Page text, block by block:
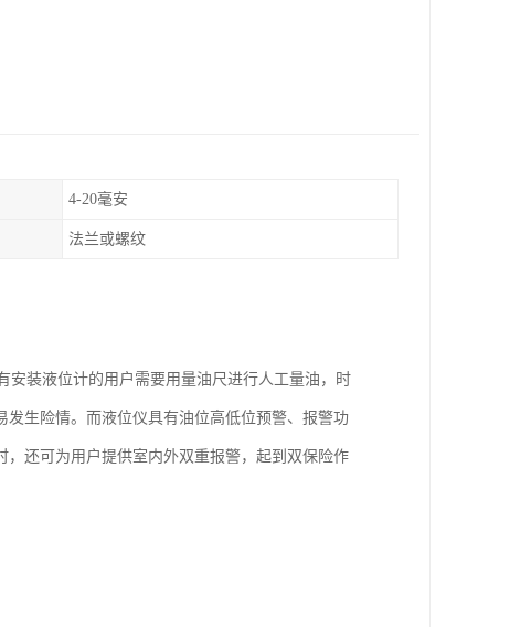
4-20毫安
法兰或螺纹
装液位计的用户需要用量油尺进行人工量油，时
生险情。而液位仪具有油位高低位预警、报警功
还可为用户提供室内外双重报警，起到双保险作